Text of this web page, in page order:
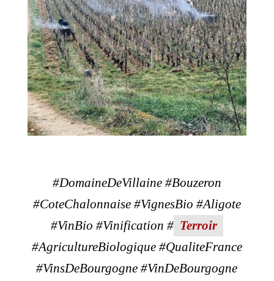
#DomaineDeVillaine #Bouzeron
#CoteChalonnaise #VignesBio #Aligote
#VinBio #Vinification # Terroir
#AgricultureBiologique #QualiteFrance
#VinsDeBourgogne #VinDeBourgogne